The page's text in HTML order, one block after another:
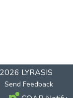
LYRASIS
Send Feedback